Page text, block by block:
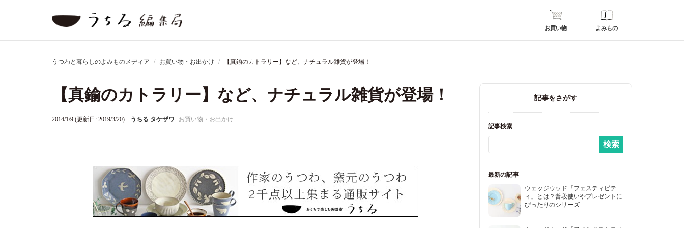
お買い物 よみもの
うつわと暮らしのよみものメディア お買い物・お出かけ 【真鍮のカトラリー】など、ナチュラル雑貨が登場！
【真鍮のカトラリー】など、ナチュラル雑貨が登場！
2014/1/9 (更新日: 2019/3/20) うちる タケザワ お買い物・お出かけ
記事をさがす
記事検索
最新の記事
ウェッジウッド「フェスティビテ
ィ」とは？普段使いやプレゼントに
ぴったりのシリーズ